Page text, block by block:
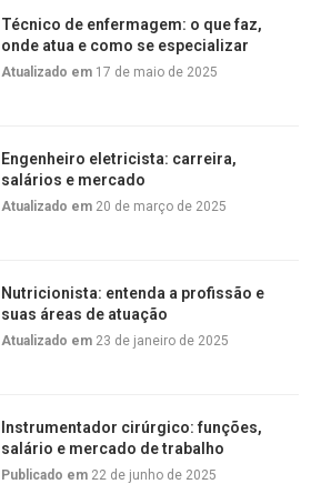
Técnico de enfermagem: o que faz,
onde atua e como se especializar
Atualizado em 17 de maio de 2025
Engenheiro eletricista: carreira,
salários e mercado
Atualizado em 20 de março de 2025
Nutricionista: entenda a profissão e
suas áreas de atuação
Atualizado em 23 de janeiro de 2025
Instrumentador cirúrgico: funções,
salário e mercado de trabalho
Publicado em 22 de junho de 2025